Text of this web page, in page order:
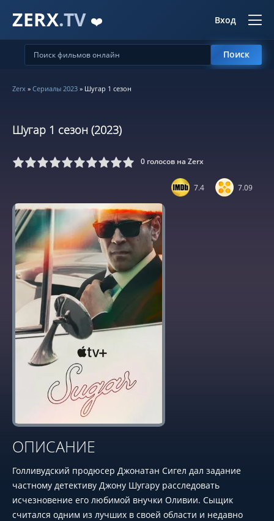
ZERX.TV ❤️ Вход
Поиск
Zerx » Сериалы 2023 » Шугар 1 сезон
Шугар 1 сезон (2023)
6 7 8 9 10 0 голосов на Zerx
7.4 7.09
ОПИСАНИЕ
Голливудский продюсер Джонатан Сигел дал задание
частному детективу Джону Шугару расследовать
исчезновение его любимой внучки Оливии. Сыщик
считался одним из лучших в своей области и недавно